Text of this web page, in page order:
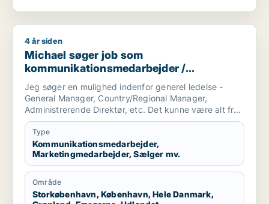
Michael søger job som kommunikationsmedarbejder /
4 år siden
Michael søger job som
kommunikationsmedarbejder /
marketingmedarbejder / sælger /
forretningsudvikler / kulturmedarbejder
Jeg søger en mulighed indenfor generel ledelse -
General Manager, Country/Regional Manager,
Administrerende Direktør, etc. Det kunne være alt fra
en startup virksomhed til et etableret selskab.
Branchen er i udgangspunktet mindre vigtig for mig,
så længe at virksomheden har et godt produkt og
gode værdier.
Jeg er selv af natur en pragmatisk, menneskelig og
omstillingsparat leder, som ynder at se på helheden
Type
Kommunikationsmedarbejder,
Marketingmedarbejder, Sælger mv.
Område
Storkøbenhavn, København, Hele Danmark,